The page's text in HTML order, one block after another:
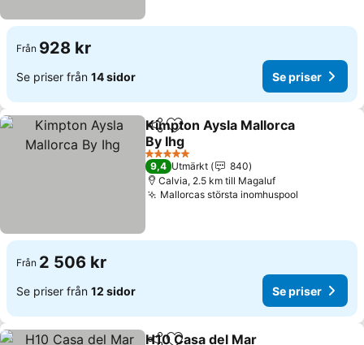
Från 928 kr
Se priser från 14 sidor Se priser
Dela Lägg till i Mina Favoriter
Kimpton Aysla Mallorca
By Ihg
5 Stjärnor
9,4 Utmärkt
840
Calvia, 2.5 km till Magaluf
Mallorcas största inomhuspool
Från 2 506 kr
Se priser från 12 sidor Se priser
H10 Casa del Mar